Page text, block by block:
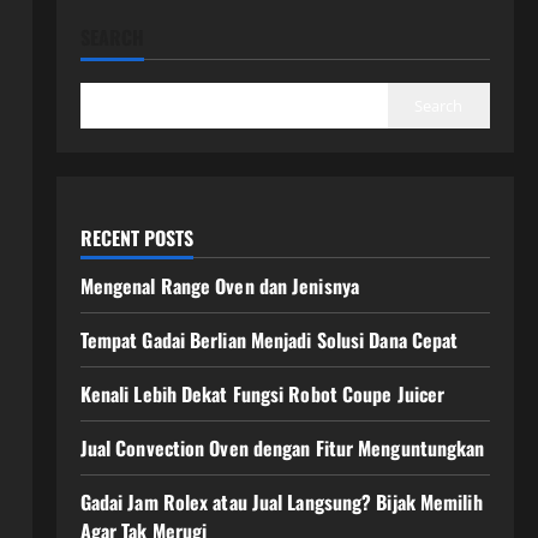
RECENT POSTS
Mengenal Range Oven dan Jenisnya
Tempat Gadai Berlian Menjadi Solusi Dana Cepat
Kenali Lebih Dekat Fungsi Robot Coupe Juicer
Jual Convection Oven dengan Fitur Menguntungkan
Gadai Jam Rolex atau Jual Langsung? Bijak Memilih
Agar Tak Merugi